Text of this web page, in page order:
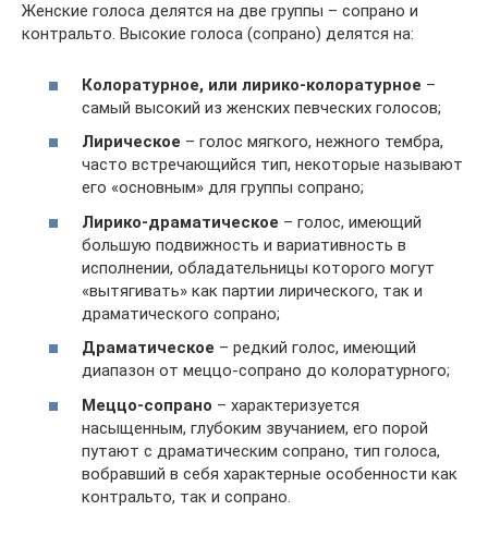
Женские голоса делятся на две группы – сопрано и
контральто. Высокие голоса (сопрано) делятся на:
Колоратурное, или лирико-колоратурное –
самый высокий из женских певческих голосов;
Лирическое – голос мягкого, нежного тембра,
часто встречающийся тип, некоторые называют
его «основным» для группы сопрано;
Лирико-драматическое – голос, имеющий
большую подвижность и вариативность в
исполнении, обладательницы которого могут
«вытягивать» как партии лирического, так и
драматического сопрано;
Драматическое – редкий голос, имеющий
диапазон от меццо-сопрано до колоратурного;
Меццо-сопрано – характеризуется
насыщенным, глубоким звучанием, его порой
путают с драматическим сопрано, тип голоса,
вобравший в себя характерные особенности как
контральто, так и сопрано.